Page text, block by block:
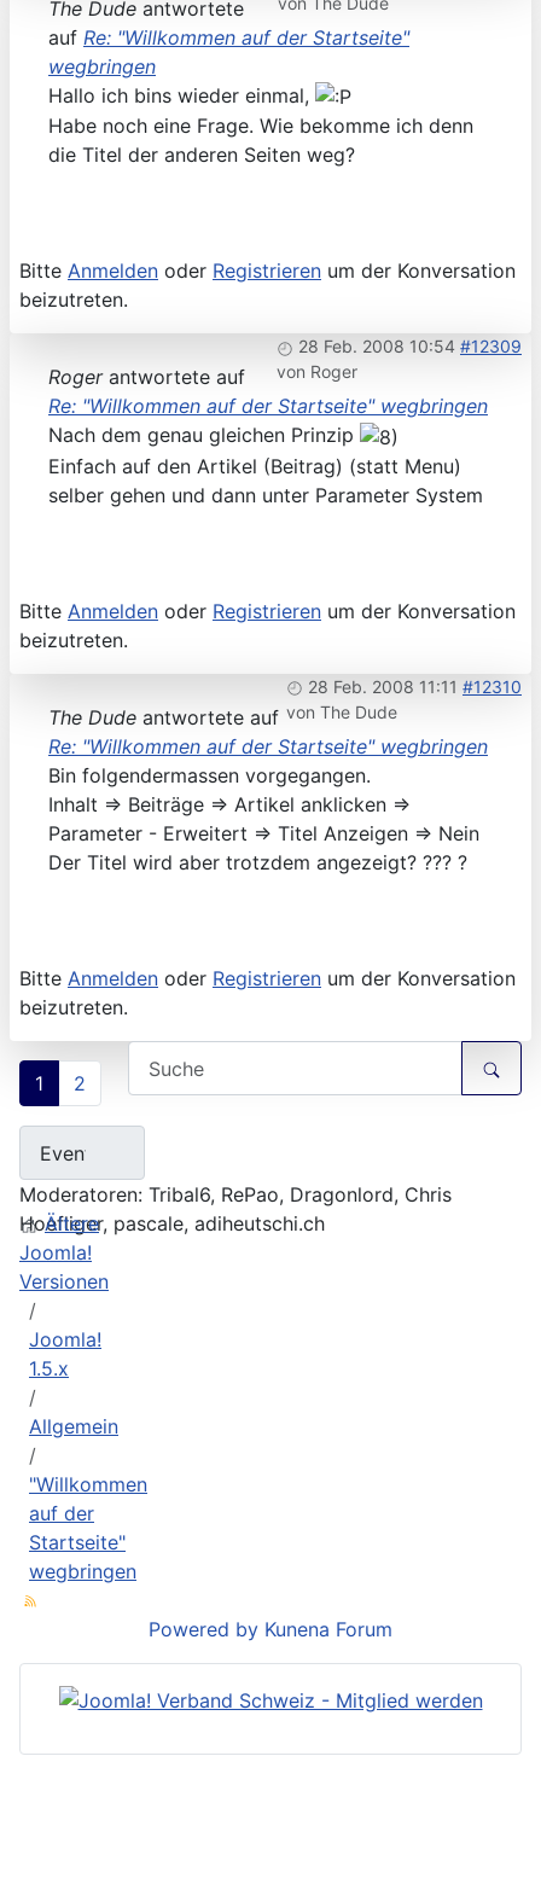
The Dude antwortete
auf Re: "Willkommen auf der Startseite"
wegbringen
Hallo ich bins wieder einmal,
Habe noch eine Frage. Wie bekomme ich denn
die Titel der anderen Seiten weg?
Bitte Anmelden oder Registrieren um der Konversation
beizutreten.
28 Feb. 2008 10:54 #12309
von Roger
Rogerantwortete auf
Re: "Willkommen auf der Startseite" wegbringen
Nach dem genau gleichen Prinzip
Einfach auf den Artikel (Beitrag) (statt Menu)
selber gehen und dann unter Parameter System
Bitte Anmelden oder Registrieren um der Konversation
beizutreten.
28 Feb. 2008 11:11 #12310
von The Dude
The Dude antwortete auf
Re: "Willkommen auf der Startseite" wegbringen
Bin folgendermassen vorgegangen.
Inhalt => Beiträge => Artikel anklicken =>
Parameter - Erweitert => Titel Anzeigen => Nein
Der Titel wird aber trotzdem angezeigt? ??? ?
Bitte Anmelden oder Registrieren um der Konversation
beizutreten.
1 2
Moderatoren: Tribal6, RePao, Dragonlord, Chris
Hoefliger, pascale, adiheutschi.ch
Ältere
Joomla!
Versionen
Joomla!
1.5.x
Allgemein
"Willkommen
auf der
Startseite"
wegbringen
Powered by Kunena Forum